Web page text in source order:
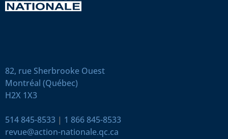
82, rue Sherbrooke Ouest
Montréal (Québec)
H2X 1X3
514 845-8533 | 1 866 845-8533
revue@action-nationale.qc.ca